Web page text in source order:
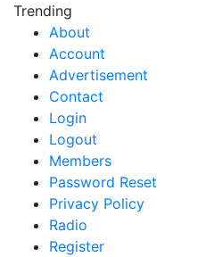
Trending
About
Account
Advertisement
Contact
Login
Logout
Members
Password Reset
Privacy Policy
Radio
Register